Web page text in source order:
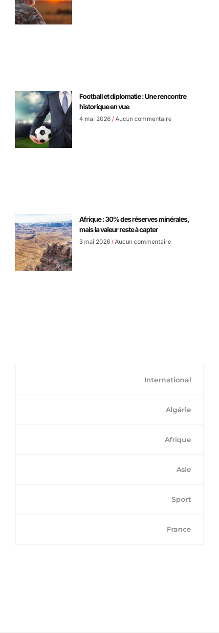
Football et diplomatie : Une rencontre
historique en vue
4 mai 2026 Aucun commentaire
Afrique : 30% des réserves minérales,
mais la valeur reste à capter
3 mai 2026 Aucun commentaire
International
Algérie
Afrique
Asie
Sport
France